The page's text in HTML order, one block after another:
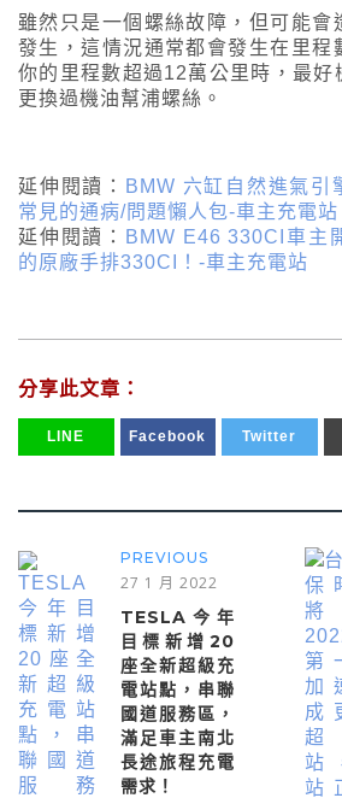
雖然只是一個螺絲故障，但可能會
發生，這情況通常都會發生在里程
你的里程數超過12萬公里時，最好
更換過機油幫浦螺絲。
延伸閱讀：
BMW 六缸自然進氣引
常見的通病/問題懶人包-車主充電站
延伸閱讀：
BMW E46 330CI車主
的原廠手排330CI！-車主充電站
分享此文章：
LINE Facebook Twitter
PREVIOUS
27 1 月 2022
TESLA今年
目標新增20
座全新超級充
電站點，串聯
國道服務區，
滿足車主南北
長途旅程充電
需求！